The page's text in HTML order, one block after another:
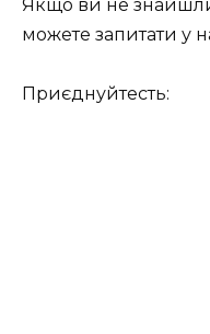
Якщо ви не знайшли
можете запитати у
Приєднуйтесть: